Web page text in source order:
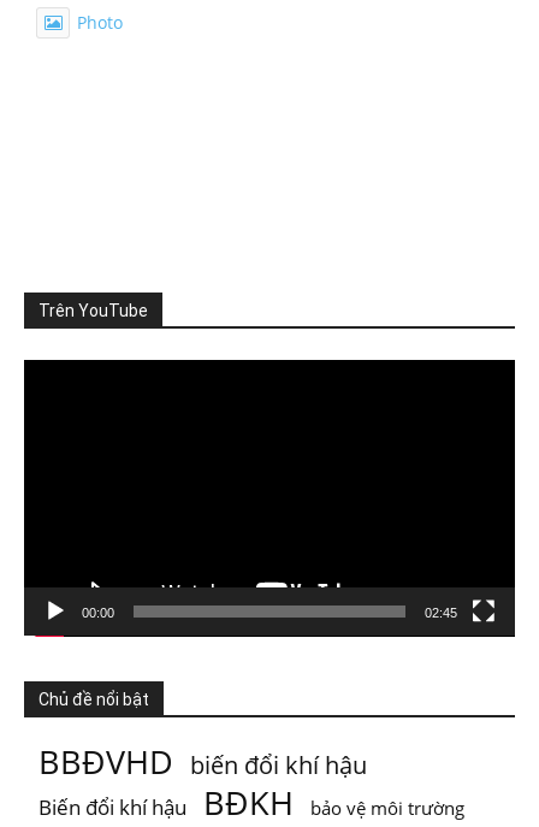
Photo
Photo
Xem trên Facebook · Chia sẻ
ThienNhien.Net
5 ngày trước
Khi nói đến sức chịu tải của môi trường, người ta thường
nghĩ đến m ... Xem thêm
Trên YouTube
00:00 02:45
Chủ đề nổi bật
BBĐVHD biến đổi khí hậu
Biến đổi khí hậu BĐKH bảo vệ môi trường